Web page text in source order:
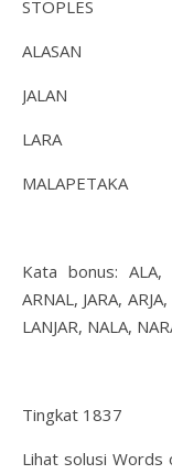
STOPLES
ALASAN
JALAN
LARA
MALAPETAKA
Kata bonus: ALA,
ARNAL, JARA,
LANJAR, NALA,
Tingkat 1837
Lihat solusi Words